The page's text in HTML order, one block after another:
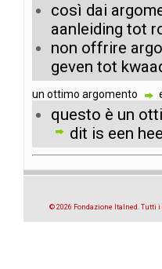
così dai
aanleiding tot
non offrire
geven tot
un ottimo argomento
questo è un
dit is een
© 2026 Fondazione Italned. Tutti